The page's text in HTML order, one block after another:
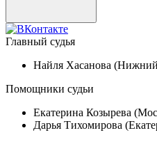
Главный судья
Найля Хасанова
Помощники судьи
Екатерина Козырева
Дарья Тихомирова